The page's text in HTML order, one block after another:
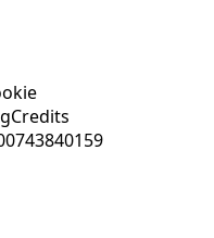
Credits